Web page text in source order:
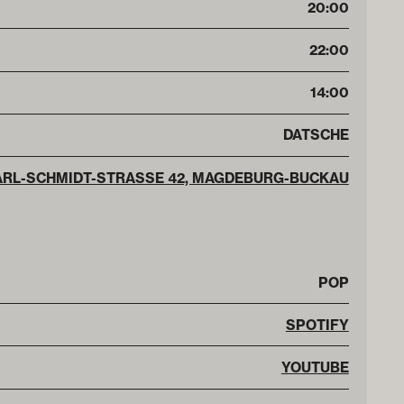
20:00
22:00
14:00
DATSCHE
SCHMIDT-STRASSE 42, MAGDEBURG-BUCKAU
POP
SPOTIFY
YOUTUBE